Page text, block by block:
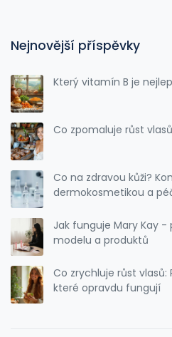
Nejnovější příspěvky
Který vitamín B je
Co zpomaluje růst
Co na zdravou kůži?
dermokosmetikou a
Jak funguje Mary Kay
modelu a produktů
Co zrychluje růst vlasů:
které opravdu fungují